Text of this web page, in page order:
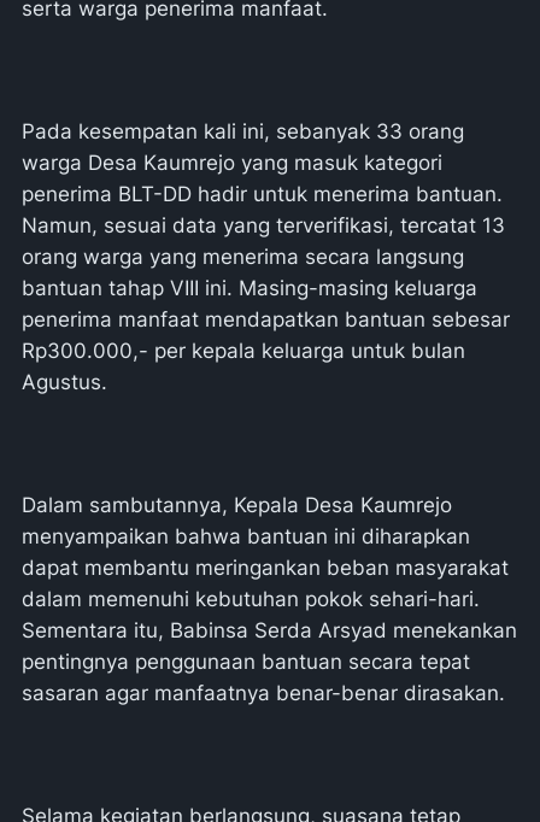
serta warga penerima manfaat.
Pada kesempatan kali ini, sebanyak 33 orang
warga Desa Kaumrejo yang masuk kategori
penerima BLT-DD hadir untuk menerima bantuan.
Namun, sesuai data yang terverifikasi, tercatat 13
orang warga yang menerima secara langsung
bantuan tahap VIII ini. Masing-masing keluarga
penerima manfaat mendapatkan bantuan sebesar
Rp300.000,- per kepala keluarga untuk bulan
Agustus.
Dalam sambutannya, Kepala Desa Kaumrejo
menyampaikan bahwa bantuan ini diharapkan
dapat membantu meringankan beban masyarakat
dalam memenuhi kebutuhan pokok sehari-hari.
Sementara itu, Babinsa Serda Arsyad menekankan
pentingnya penggunaan bantuan secara tepat
sasaran agar manfaatnya benar-benar dirasakan.
Selama kegiatan berlangsung, suasana tetap